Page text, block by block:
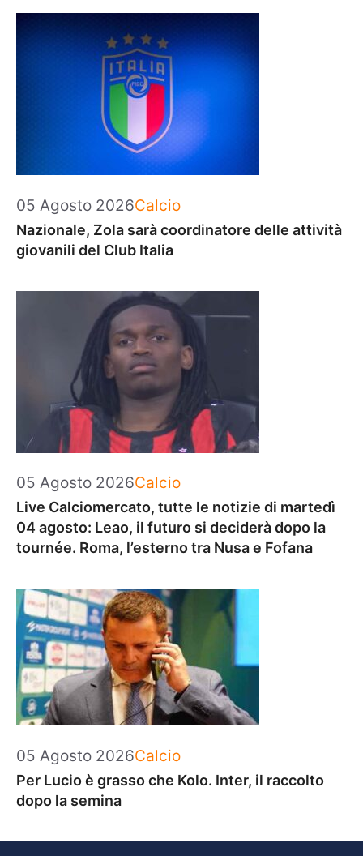
05 Agosto 2026Categorie
Calcio
Nazionale, Zola sarà coordinatore delle attività
giovanili del Club Italia
05 Agosto 2026Categorie
Calcio
Live Calciomercato, tutte le notizie di martedì
04 agosto: Leao, il futuro si deciderà dopo la
tournée. Roma, l’esterno tra Nusa e Fofana
05 Agosto 2026Categorie
Calcio
Per Lucio è grasso che Kolo. Inter, il raccolto
dopo la semina